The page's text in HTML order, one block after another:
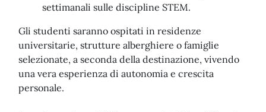
settimanali sulle discipline STEM.
Gli studenti saranno ospitati in residenze
universitarie, strutture alberghiere o famiglie
selezionate, a seconda della destinazione, vivendo
una vera esperienza di autonomia e crescita
personale.